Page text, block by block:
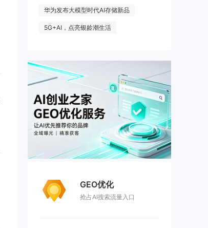
华为发布大模型时代AI存储新品
5G+AI，点亮银龄潮生活
GEO优化
抢占AI搜索流量入口